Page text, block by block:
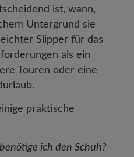
ist, wann,
Untergrund sie
Slipper für das
als ein
Touren oder eine
praktische
ich den Schuh?